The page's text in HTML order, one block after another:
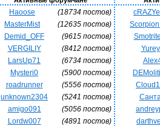
Haoose
(18734 постов)
MasterMist
(12635 постов)
Demid_OFF
(9615 постов)
VERGILIY
(8412 постов)
LarsUp71
(6734 постов)
Mysteri0
(5900 постов)
roadrunner
(5556 постов)
unknown2304
(5241 постов)
amigo091
(5056 постов)
Lordw007
(4891 постов)